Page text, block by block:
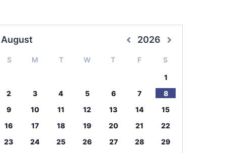
August 2026
S M T W T F S
1
2
3 4 5 6 7
8
9
10 11 12 13 14
15
16
17 18 19 20 21
22
23
24 25 26 27 28
29